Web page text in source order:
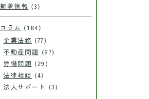
新着情報 (3)
コラム (184)
企業法務 (77)
不動産問題 (67)
労働問題 (29)
法律相談 (4)
法人サポート (3)